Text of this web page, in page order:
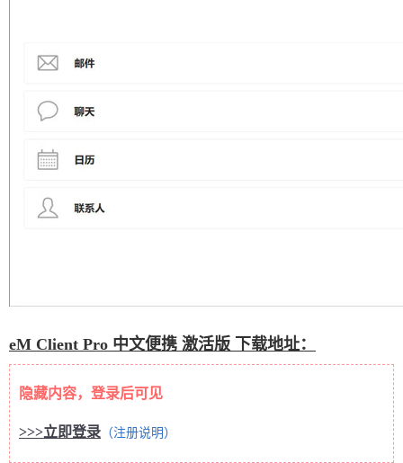
eM Client Pro 中文便携 激活版 下载地址：
隐藏内容，登录后可见
>>>立即登录 （注册说明）